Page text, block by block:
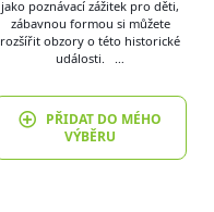
jako poznávací zážitek pro děti,
zábavnou formou si můžete
rozšířit obzory o této historické
události. …
PŘIDAT DO MÉHO
VÝBĚRU